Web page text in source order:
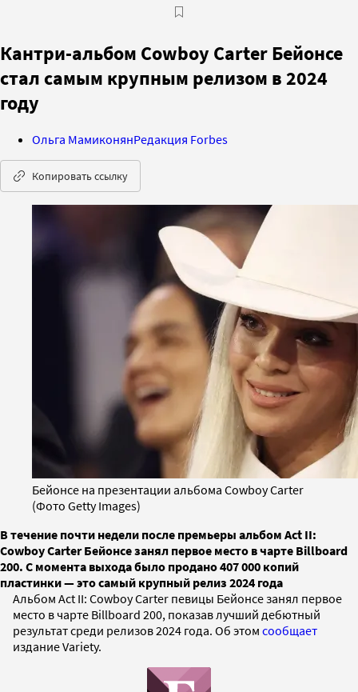
Кантри-альбом Cowboy Carter Бейонсе
стал самым крупным релизом в 2024
году
Ольга МамиконянРедакция Forbes
Копировать ссылку
Бейонсе на презентации альбома Cowboy Carter
(Фото Getty Images)
В течение почти недели после премьеры альбом Act II:
Cowboy Carter Бейонсе занял первое место в чарте Billboard
200. С момента выхода было продано 407 000 копий
пластинки — это самый крупный релиз 2024 года
Альбом Act II: Cowboy Carter певицы Бейонсе занял первое
место в чарте Billboard 200, показав лучший дебютный
результат среди релизов 2024 года. Об этом сообщает
издание Variety.